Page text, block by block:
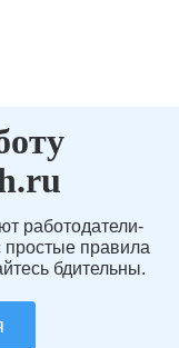
работодатели-
простые правила
бдительны.